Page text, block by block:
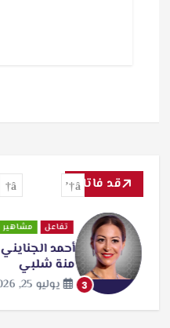
قد فاتك
3
تفاعل مشاهير
أحمد
منة شلبي
يوليو 25, 2026